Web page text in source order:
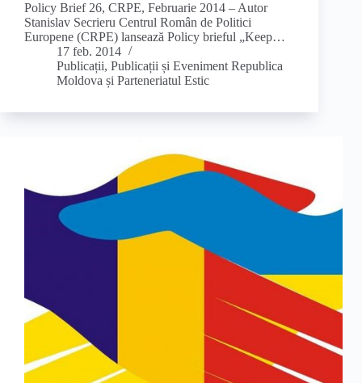
Policy Brief 26, CRPE, Februarie 2014 – Autor
Stanislav Secrieru Centrul Român de Politici
Europene (CRPE) lansează Policy brieful „Keep…
17 feb. 2014
Publicații, Publicații și Eveniment Republica
Moldova și Parteneriatul Estic